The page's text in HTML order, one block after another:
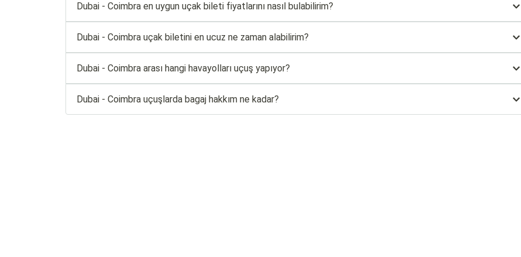
Dubai - Coimbra en uygun uçak bileti fiyatlarını nasıl bulabilirim?
Dubai - Coimbra uçak biletini en ucuz ne zaman alabilirim?
Dubai - Coimbra arası hangi havayolları uçuş yapıyor?
Dubai - Coimbra uçuşlarda bagaj hakkım ne kadar?